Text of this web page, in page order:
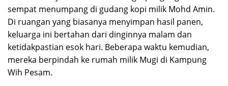
sempat menumpang di gudang kopi milik Mohd Amin.
Di ruangan yang biasanya menyimpan hasil panen,
keluarga ini bertahan dari dinginnya malam dan
ketidakpastian esok hari. Beberapa waktu kemudian,
mereka berpindah ke rumah milik Mugi di Kampung
Wih Pesam.